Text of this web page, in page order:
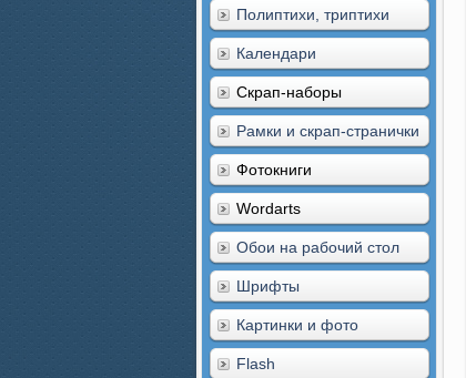
Полиптихи, триптихи
Календари
Скрап-наборы
Рамки и скрап-странички
Фотокниги
Wordarts
Обои на рабочий стол
Шрифты
Картинки и фото
Flash